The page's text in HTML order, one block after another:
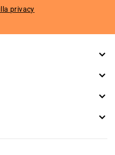
privacy